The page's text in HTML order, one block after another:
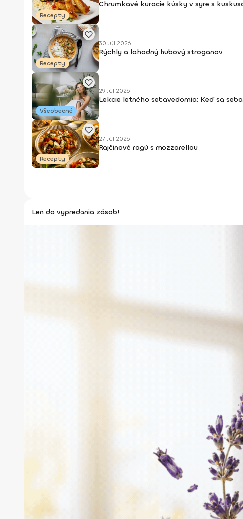
Recepty
Chrumkavé kuracie kúsky v syre s
Recepty
30 Júl 2026
Rýchly a lahodný hubový stroganov
Všeobecné
29 Júl 2026
Lekcie letného sebavedomia: Keď sa
Recepty
27 Júl 2026
Rajčinové ragú s mozzarellou
Len do vypredania zásob!